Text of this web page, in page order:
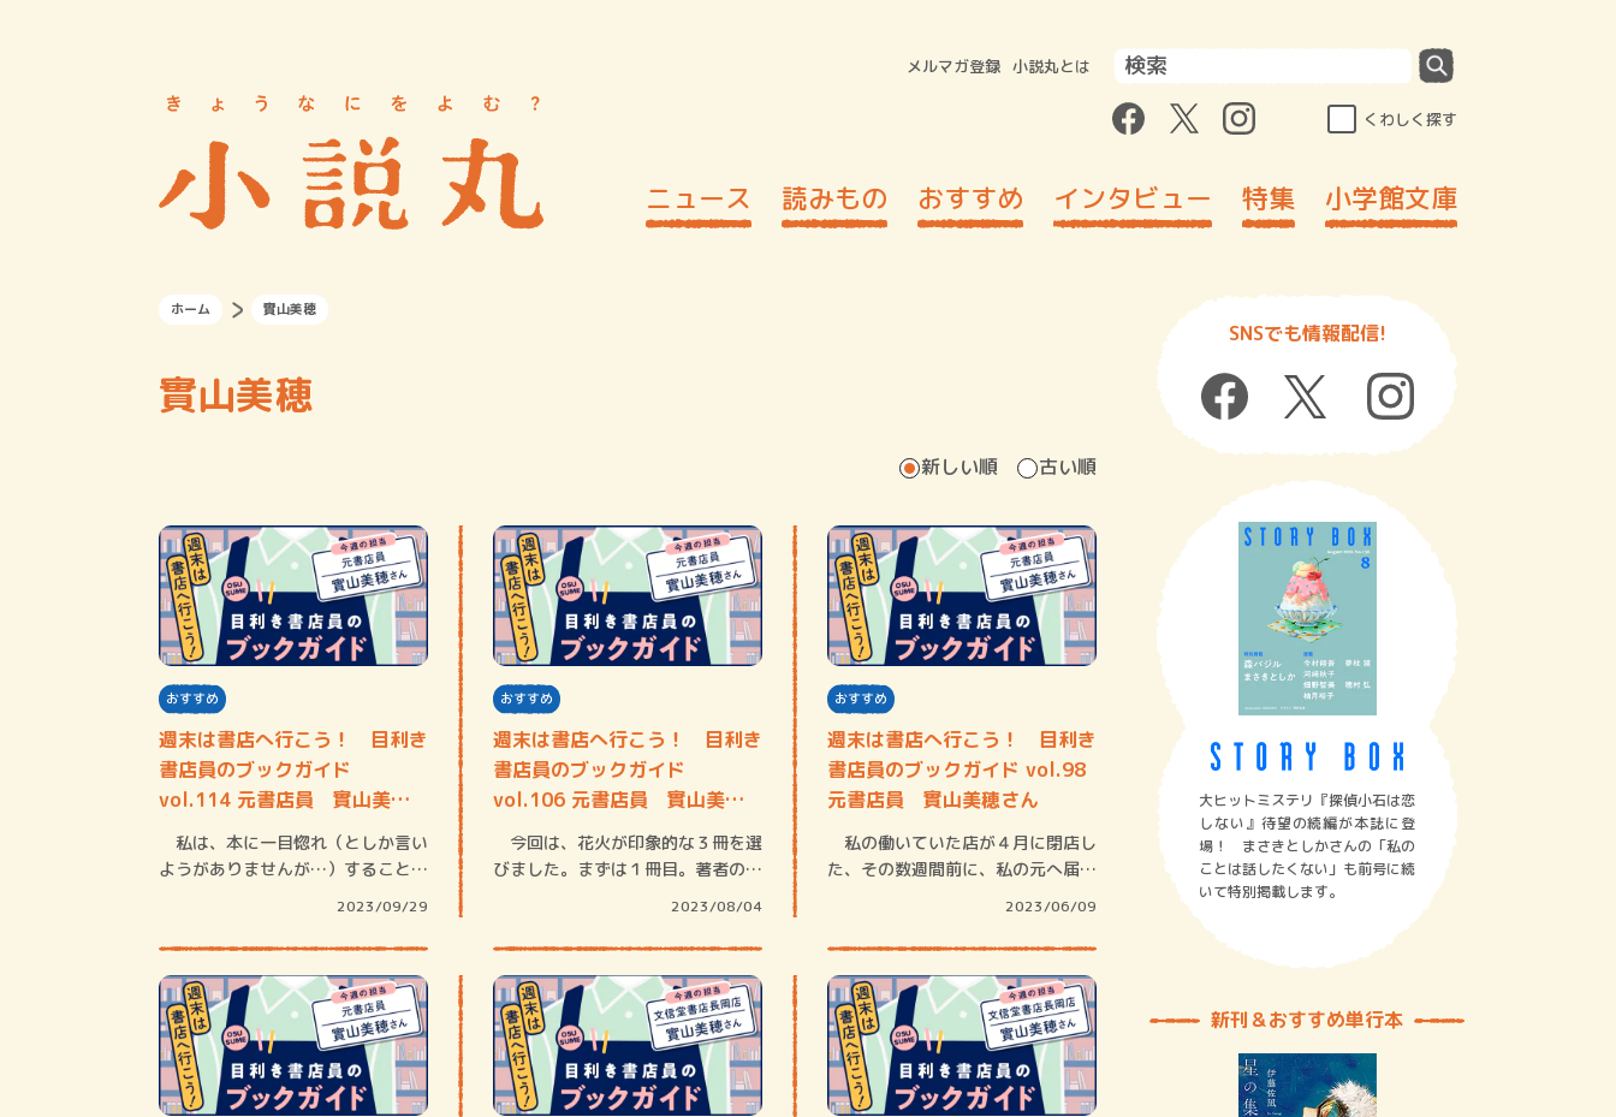
メルマガ登録 小説丸とは
くわしく探す
ニュース 読みもの おすすめ インタビュー 特集 小学館文庫
ホーム 實山美穂
實山美穂
新しい順 古い順
おすすめ
週末は書店へ行こう！ 目利き
書店員のブックガイド
vol.114 元書店員 實山美穂
さん
私は、本に一目惚れ（としか言い
ようがありませんが…）することが
2023/09/29
おすすめ
週末は書店へ行こう！ 目利き
書店員のブックガイド
vol.106 元書店員 實山美穂
さん
今回は、花火が印象的な３冊を選
びました。まずは１冊目。著者のい
2023/08/04
おすすめ
週末は書店へ行こう！ 目利き
書店員のブックガイド vol.98
元書店員 實山美穂さん
私の働いていた店が４月に閉店し
た、その数週間前に、私の元へ届い
2023/06/09
SNSでも情報配信!
大ヒットミステリ『探偵小石は恋
しない』待望の続編が本誌に登
場！ まさきとしかさんの「私の
ことは話したくない」も前号に続
いて特別掲載します。
新刊＆おすすめ単行本